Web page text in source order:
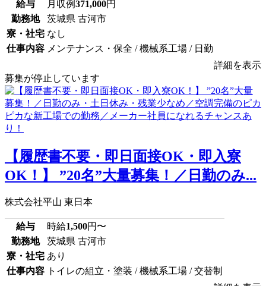
給与 月収例371,000円
勤務地
茨城県 古河市
寮・社宅 なし
仕事内容 メンテナンス・保全 / 機械系工場 / 日勤
詳細を表示
募集が停止しています
【履歴書不要・即日面接OK・即入寮
OK！】 ”20名”大量募集！／日勤のみ...
株式会社平山 東日本
給与 時給1,500円〜
勤務地
茨城県 古河市
寮・社宅 あり
仕事内容
トイレの組立・塗装 / 機械系工場 / 交替制